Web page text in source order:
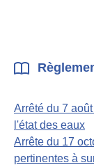
Arrêté du 7
l'état des eaux
Arrête du 17
pertinentes à